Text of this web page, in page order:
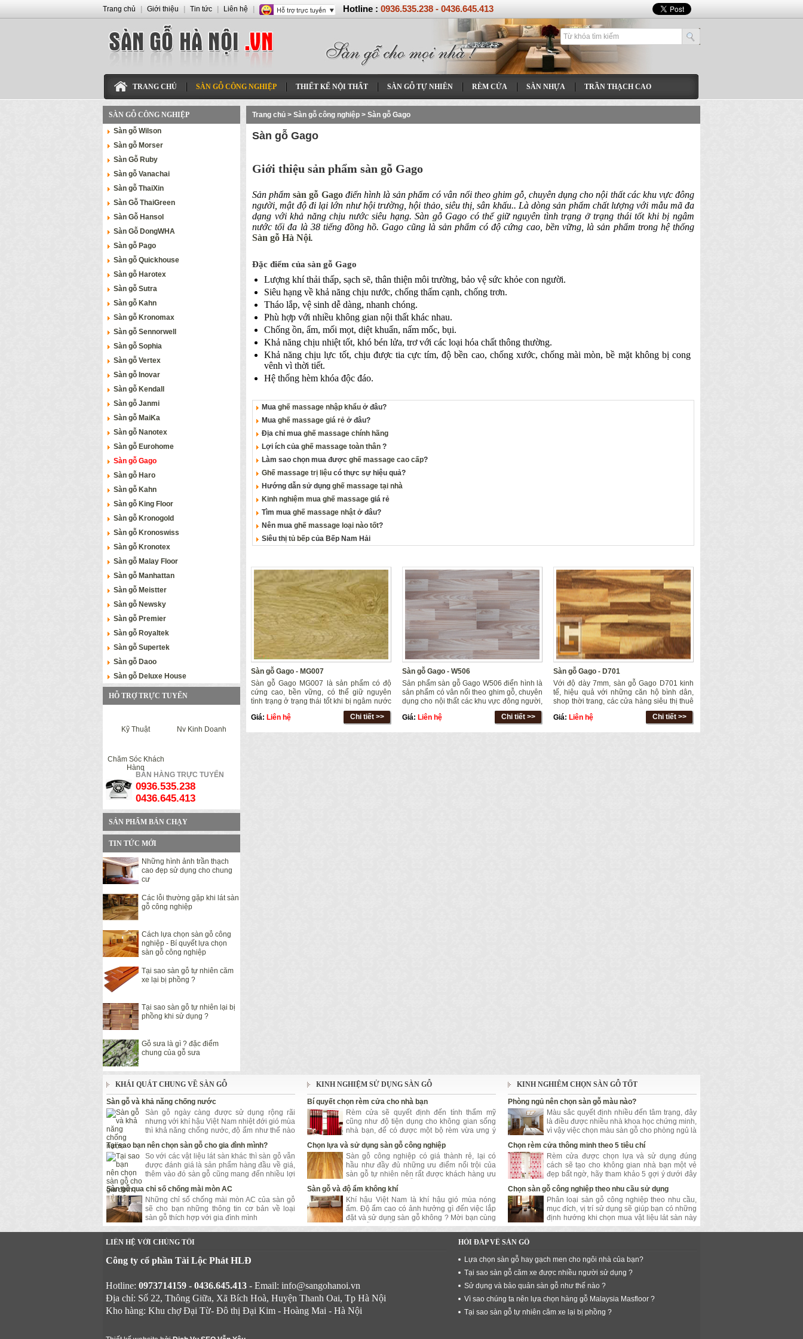
TRANG CHỦ SÀN GỖ CÔNG NGHIỆP THIẾT KẾ NỘI THẤT SÀN GỖ TỰ NHIÊN RÈM CỬA SÀN NHỰA TRẦN THẠCH CAO
SÀN GỖ CÔNG NGHIỆP
Sàn gỗ Wilson
Sàn gỗ Morser
Sàn Gỗ Ruby
Sàn gỗ Vanachai
Sàn gỗ ThaiXin
Sàn Gỗ ThaiGreen
Sàn Gỗ Hansol
Sàn Gỗ DongWHA
Sàn gỗ Pago
Sàn gỗ Quickhouse
Sàn gỗ Harotex
Sàn gỗ Sutra
Sàn gỗ Kahn
Sàn gỗ Kronomax
Sàn gỗ Sennorwell
Sàn gỗ Sophia
Sàn gỗ Vertex
Sàn gỗ Inovar
Sàn gỗ Kendall
Sàn gỗ Janmi
Sàn gỗ MaiKa
Sàn gỗ Nanotex
Sàn gỗ Eurohome
Sàn gỗ Gago
Sàn gỗ Haro
Sàn gỗ Kahn
Sàn gỗ King Floor
Sàn gỗ Kronogold
Sàn gỗ Kronoswiss
Sàn gỗ Kronotex
Sàn gỗ Malay Floor
Sàn gỗ Manhattan
Sàn gỗ Meistter
Sàn gỗ Newsky
Sàn gỗ Premier
Sàn gỗ Royaltek
Sàn gỗ Supertek
Sàn gỗ Daoo
Sàn gỗ Deluxe House
HỖ TRỢ TRỰC TUYẾN
Kỹ Thuật Nv Kinh Doanh
Chăm Sóc Khách
Hàng
BÁN HÀNG TRỰC TUYẾN
0936.535.238
0436.645.413
SẢN PHẨM BÁN CHẠY
TIN TỨC MỚI
Những hình ảnh trần thạch
cao đẹp sử dụng cho chung
cư
Các lỗi thường gặp khi lát sàn
gỗ công nghiệp
Cách lựa chọn sàn gỗ công
nghiệp - Bí quyết lựa chọn
sàn gỗ công nghiệp
Tại sao sàn gỗ tự nhiên căm
xe lại bị phồng ?
Tại sao sàn gỗ tự nhiên lại bị
phồng khi sử dụng ?
Gỗ sưa là gì ? đặc điểm
chung của gỗ sưa
Trang chủ > Sàn gỗ công nghiệp > Sàn gỗ Gago
Sàn gỗ Gago
Giới thiệu sản phẩm sàn gỗ Gago
Sản phẩmsàn gỗ Gagođiển hình là sản phẩm có vân nổi theo ghim gỗ, chuyên dụng cho nội thất các khu vực đông
người, mật độ đi lại lớn như hội trường, hội thảo, siêu thị, sân khấu.. Là dòng sản phẩm chất lượng với mẫu mã đa
dạng với khả năng chịu nước siêu hạng. Sàn gỗ Gago có thể giữ nguyên tình trạng ở trạng thái tốt khi bị ngâm
nước tối đa là 38 tiếng đồng hồ. Gago cũng là sản phẩm có độ cứng cao, bền vững, là sản phẩm trong hệ thống
Sàn gỗ Hà Nội.
Đặc điểm của sàn gỗ Gago
Lượng khí thải thấp, sạch sẽ, thân thiện môi trường, bảo vệ sức khỏe con người.
Siêu hạng về khả năng chịu nước, chống thấm cạnh, chống trơn.
Tháo lắp, vệ sinh dễ dàng, nhanh chóng.
Phù hợp với nhiều không gian nội thất khác nhau.
Chống ồn, ẩm, mối mọt, diệt khuẩn, nấm mốc, bụi.
Khả năng chịu nhiệt tốt, khó bén lửa, trơ với các loại hóa chất thông thường.
Khả năng chịu lực tốt, chịu được tia cực tím, độ bền cao, chống xước, chống mài mòn, bề mặt không bị cong
vênh vì thời tiết.
Hệ thống hèm khóa độc đáo.
Mua ghế massage nhập khẩu ở đâu?
Mua ghế massage giá rẻ ở đâu?
Địa chỉ mua ghế massage chính hãng
Lợi ích của ghế massage toàn thân ?
Làm sao chọn mua được ghế massage cao cấp?
Ghế massage trị liệu có thực sự hiệu quả?
Hướng dẫn sử dụng ghế massage tại nhà
Kinh nghiệm mua ghế massage giá rẻ
Tìm mua ghế massage nhật ở đâu?
Nên mua ghế massage loại nào tốt?
Siêu thị tủ bếp của Bếp Nam Hải
Sàn gỗ Gago - MG007
Sàn gỗ Gago MG007 là sản phẩm có độ
cứng cao, bền vững, có thể giữ nguyên
tình trạng ở trạng thái tốt khi bị ngâm nước
Chi tiết >>
Giá: Liên hệ
Sàn gỗ Gago - W506
Sản phẩm sàn gỗ Gago W506 điển hình là
sản phẩm có vân nổi theo ghim gỗ, chuyên
dụng cho nội thất các khu vực đông người,
mật độ đi lại lớn như hội trường, hội thảo,
siêu thị, sân khấu..
Chi tiết >>
Giá: Liên hệ
Sàn gỗ Gago - D701
Với độ dày 7mm, sàn gỗ Gago D701 kinh
tế, hiệu quả với những căn hộ bình dân,
shop thời trang, các cửa hàng siêu thị thuê
ngăn hạn, ngoài ra, còn ứng dụng hiệu
quả trong trang trí nội thất như ốp trần
Chi tiết >>
Giá: Liên hệ
KHÁI QUÁT CHUNG VỀ SÀN GỖ
Sàn gỗ và khả năng chống nước
Sàn gỗ ngày càng được sử dụng rộng rãi
nhưng với khí hậu Việt Nam nhiệt đới gió mùa
thì khả năng chống nước, độ ẩm như thế nào
lại là vấn đề được quan tâm hàng đầu.
Tại sao bạn nên chọn sàn gỗ cho gia đình mình?
So với các vật liệu lát sàn khác thì sàn gỗ vẫn
được đánh giá là sản phẩm hàng đầu về giá,
thêm vào đó sàn gỗ cũng mang đến nhiều lợi
ích bất ngờ cho người sử dụng
Sàn gỗ qua chỉ số chống mài mòn AC
Những chỉ số chống mài mòn AC của sàn gỗ
sẽ cho bạn những thông tin cơ bản về loại
sàn gỗ thích hợp với gia đình mình
KINH NGHIỆM SỬ DỤNG SÀN GỖ
Bí quyết chọn rèm cửa cho nhà bạn
Rèm cửa sẽ quyết định đến tính thẩm mỹ
cũng như độ tiện dụng cho không gian sống
nhà bạn, để có được một bộ rèm vừa ưng ý
bạn vừa hài hòa với căn phòng là điều không
hề dễ dàng
Chọn lựa và sử dụng sàn gỗ công nghiệp
Sàn gỗ công nghiệp có giá thành rẻ, lại có
hầu như đầy đủ những ưu điểm nổi trội của
sàn gỗ tự nhiên nên rất được khách hàng ưu
chuộng. Vậy sàn gỗ công nghiệp thế nào là
tốt, và sử dụng thế nào là đúng cách. Mời bạn
cùng Sàn Gỗ Hà Nội tìm hiểu nhé
Sàn gỗ và độ ẩm không khí
Khí hậu Việt Nam là khí hậu gió mùa nóng
ẩm. Độ ẩm cao có ảnh hưởng gì đến việc lắp
đặt và sử dụng sàn gỗ không ? Mời bạn cùng
Sàn Gỗ Hà Nỗi tìm hiểu nhé
KINH NGHIÊM CHỌN SÀN GỖ TỐT
Phòng ngủ nên chọn sàn gỗ màu nào?
Màu sắc quyết định nhiều đến tâm trạng, đây
là điều được nhiều nhà khoa học chứng minh,
vì vậy việc chọn màu sàn gỗ cho phòng ngủ là
điều bạn không thể bỏ qua.
Chọn rèm cửa thông minh theo 5 tiêu chí
Rèm cửa được chọn lựa và sử dụng đúng
cách sẽ tạo cho không gian nhà bạn một vẻ
đẹp bất ngờ, hãy tham khảo 5 gợi ý dưới đây
để có những quyết định đúng đắn
Chọn sàn gỗ công nghiệp theo nhu cầu sử dụng
Phân loại sàn gỗ công nghiệp theo nhu cầu,
mục đích, vị trí sử dụng sẽ giúp bạn có những
định hướng khi chọn mua vật liệu lát sàn này
cho gia đình mình
LIÊN HỆ VỚI CHÚNG TÔI
Công ty cổ phần Tài Lộc Phát HLĐ
Hotline: 0973714159 - 0436.645.413 - Email: info@sangohanoi.vn
Địa chỉ: Số 22, Thông Giữa, Xã Bích Hoà, Huyện Thanh Oai, Tp Hà Nội
Kho hàng: Khu chợ Đại Từ- Đô thị Đại Kim - Hoàng Mai - Hà Nội
HỎI ĐÁP VỀ SÀN GỖ
Lựa chọn sàn gỗ hay gạch men cho ngôi nhà của bạn?
Tại sao sàn gỗ căm xe được nhiều người sử dụng ?
Sử dụng và bảo quản sàn gỗ như thế nào ?
Vì sao chúng ta nên lựa chọn hàng gỗ Malaysia Masfloor ?
Tại sao sàn gỗ tự nhiên căm xe lại bị phồng ?
Trang chủ Giới thiệu Tin tức Liên hệ Hotline : 0936.535.238 - 0436.645.413